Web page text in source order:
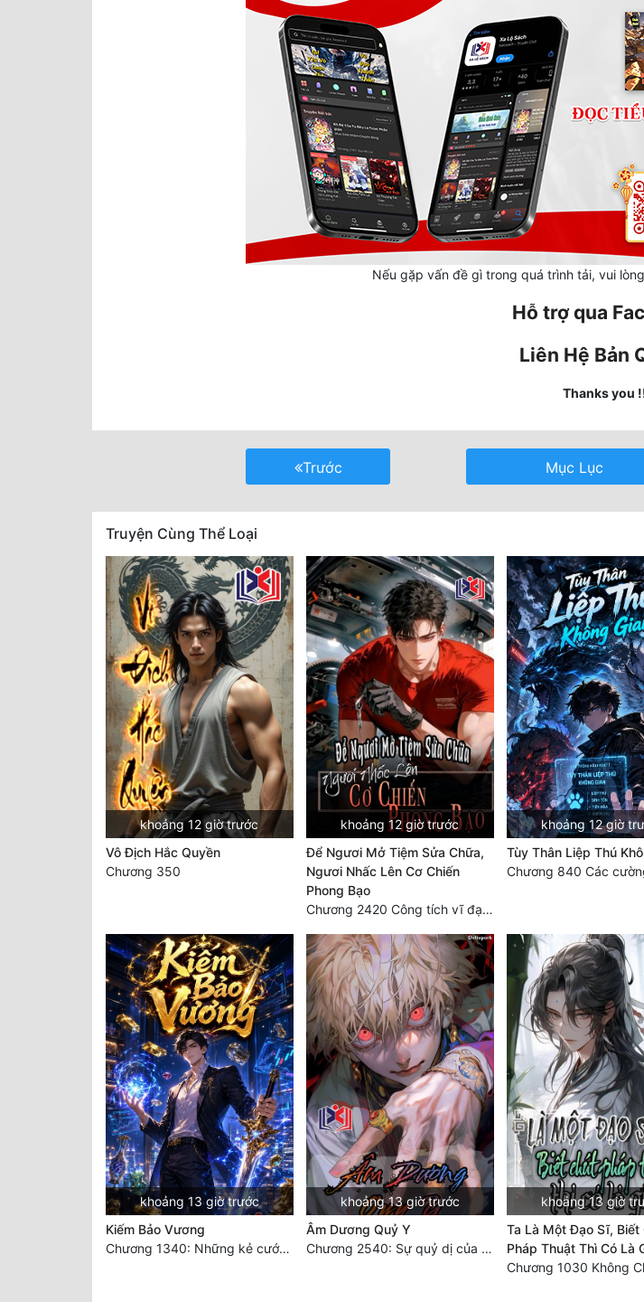
Nếu gặp vấn đề gì trong quá trình tải, vui
Hỗ trợ qua
Liên Hệ Bản
Thanks you
Trước Mục Lục
Truyện Cùng Thể Loại
khoảng 12 giờ trước
Vô Địch Hắc Quyền
Chương 350
khoảng 12 giờ trước
Để Ngươi Mở Tiệm Sửa Chữa,
Ngươi Nhấc Lên Cơ Chiến
Phong Bạo
Chương 2420 Công tích vĩ đại!! Cơ Tu Chi Thần?!
khoảng 12 giờ
Tùy Thân Liệp Thú
khoảng 13 giờ trước
Kiếm Bảo Vương
Chương 1340: Những kẻ cướp có cánh
khoảng 13 giờ trước
Âm Dương Quỷ Y
Chương 2540: Sự quỷ dị của Lý Trường Phong
khoảng 13 giờ
Ta Là Một Đạo Sĩ, Biết
Pháp Thuật Thì Có Là